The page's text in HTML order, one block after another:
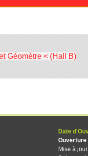
Géomètre < (Hall B)
Date
Ouverture
Mise à